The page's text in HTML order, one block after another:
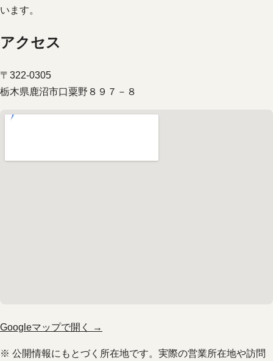
います。
アクセス
〒322-0305
栃木県鹿沼市口粟野８９７－８
Googleマップで開く →
※ 公開情報にもとづく所在地です。実際の営業所在地や訪問